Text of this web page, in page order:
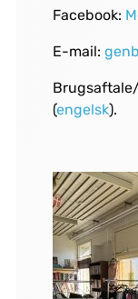
Facebook:
E-mail:
(engelsk).